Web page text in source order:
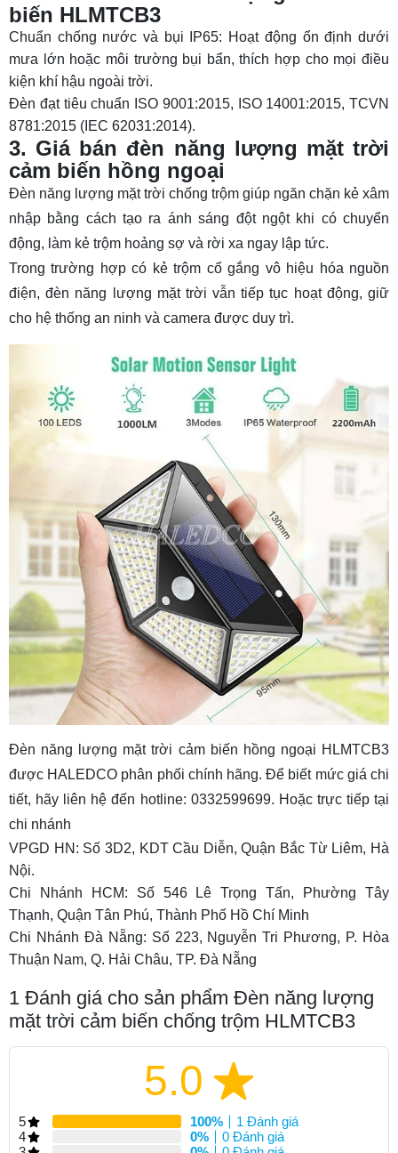
biến HLMTCB3
Chuẩn chống nước và bụi IP65: Hoạt động ổn định dưới
mưa lớn hoặc môi trường bụi bẩn, thích hợp cho mọi điều
kiện khí hậu ngoài trời.
Đèn đạt tiêu chuẩn ISO 9001:2015, ISO 14001:2015, TCVN
8781:2015 (IEC 62031:2014).
3. Giá bán đèn năng lượng mặt trời
cảm biến hồng ngoại
Đèn năng lượng mặt trời chống trộm giúp ngăn chặn kẻ xâm
nhập bằng cách tạo ra ánh sáng đột ngột khi có chuyển
động, làm kẻ trộm hoảng sợ và rời xa ngay lập tức.
Trong trường hợp có kẻ trộm cố gắng vô hiệu hóa nguồn
điện, đèn năng lượng mặt trời vẫn tiếp tục hoạt động, giữ
cho hệ thống an ninh và camera được duy trì.
Đèn năng lượng mặt trời cảm biến hồng ngoại HLMTCB3
được HALEDCO phân phối chính hãng. Để biết mức giá chi
tiết, hãy liên hệ đến hotline: 0332599699. Hoặc trực tiếp tại
chi nhánh
VPGD HN: Số 3D2, KDT Cầu Diễn, Quận Bắc Từ Liêm, Hà
Nội.
Chi Nhánh HCM: Số 546 Lê Trọng Tấn, Phường Tây
Thạnh, Quận Tân Phú, Thành Phố Hồ Chí Minh
Chi Nhánh Đà Nẵng: Số 223, Nguyễn Tri Phương, P. Hòa
Thuận Nam, Q. Hải Châu, TP. Đà Nẵng
1 Đánh giá cho sản phẩm Đèn năng lượng
mặt trời cảm biến chống trộm HLMTCB3
5.0
5 100%
1 Đánh giá
4
0%
0 Đánh giá